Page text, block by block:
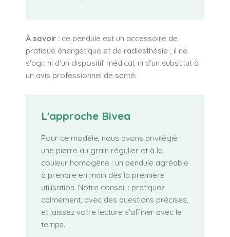
À savoir : ce pendule est un accessoire de
pratique énergétique et de radiesthésie ; il ne
s'agit ni d'un dispositif médical, ni d'un substitut à
un avis professionnel de santé.
L'approche Bivea
Pour ce modèle, nous avons privilégié
une pierre au grain régulier et à la
couleur homogène : un pendule agréable
à prendre en main dès la première
utilisation. Notre conseil : pratiquez
calmement, avec des questions précises,
et laissez votre lecture s'affiner avec le
temps.